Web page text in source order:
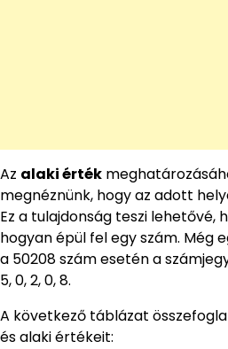
Az alaki érték
megnéznünk, hogy az adott
Ez a tulajdonság teszi lehetővé,
hogyan épül fel egy szám. Még
a 50208 szám esetén a
5, 0, 2, 0, 8.
A következő táblázat
és alaki értékeit: